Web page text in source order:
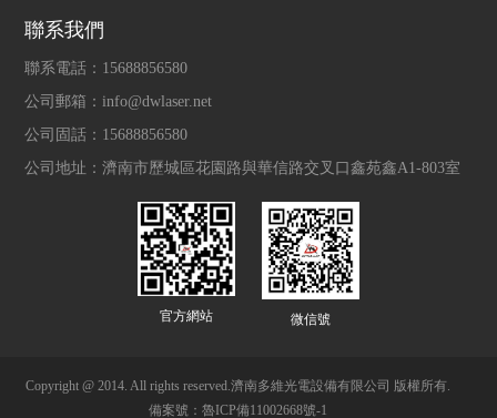
聯系我們
聯系電話： 15688856580
公司郵箱：info@dwlaser.net
公司固話： 15688856580
公司地址：濟南市歷城區花園路與華信路交叉口鑫苑鑫A1-803室
官方網站 微信號
Copyright @ 2014. All rights reserved.濟南多維光電設備有限公司 版權所有.
備案號：魯ICP備11002668號-1